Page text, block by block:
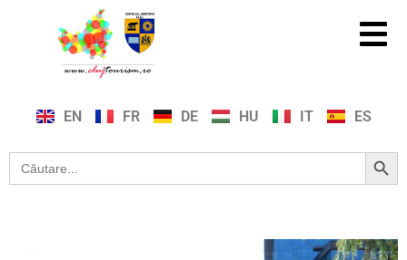
EN FR DE HU IT ES
Search
for:
Search Button